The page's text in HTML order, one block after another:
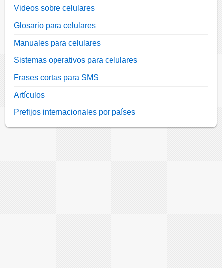
Videos sobre celulares
Glosario para celulares
Manuales para celulares
Sistemas operativos para celulares
Frases cortas para SMS
Artículos
Prefijos internacionales por países